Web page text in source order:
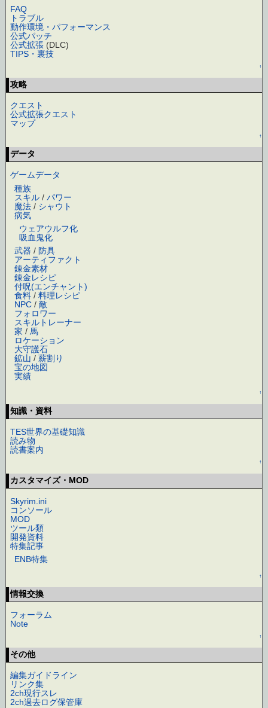
FAQ
トラブル
動作環境・パフォーマンス
公式パッチ
公式拡張 (DLC)
TIPS・裏技
↑
攻略
クエスト
公式拡張クエスト
マップ
↑
データ
ゲームデータ
種族
スキル /パワー
魔法 / シャウト
病気
ウェアウルフ化
吸血鬼化
武器 / 防具
アーティファクト
錬金素材
錬金レシピ
付呪(エンチャント)
食料 /料理レシピ
NPC /敵
フォロワー
スキルトレーナー
家 / 馬
ロケーション
大守護石
鉱山 /薪割り
宝の地図
実績
↑
知識・資料
TES世界の基礎知識
読み物
読書案内
↑
カスタマイズ・MOD
Skyrim.ini
コンソール
MOD
ツール類
開発資料
特集記事
ENB特集
↑
情報交換
フォーラム
Note
↑
その他
編集ガイドライン
リンク集
2ch現行スレ
2ch過去ログ保管庫